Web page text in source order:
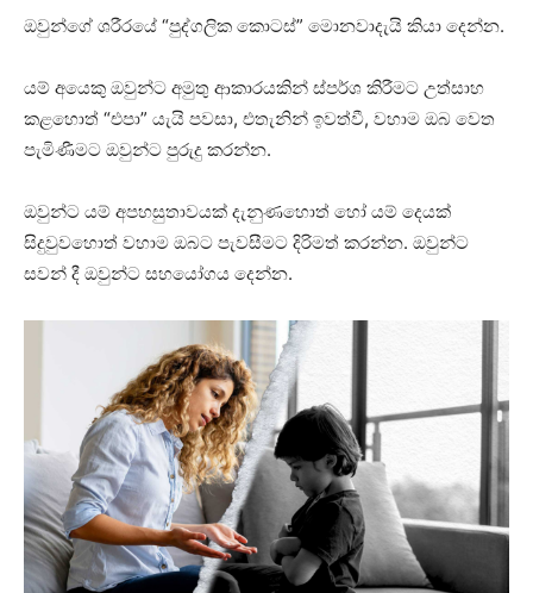
ඔවුන්ගේ ශරීරයේ “පුද්ගලික කොටස්” මොනවාදැයි කියා දෙන්න.
යම් අයෙකු ඔවුන්ට අමුතු ආකාරයකින් ස්පර්ශ කිරීමට උත්සාහ
කළහොත් “එපා” යැයි පවසා, එතැනින් ඉවත්වී, වහාම ඔබ වෙත
පැමිණීමට ඔවුන්ට පුරුදු කරන්න.
ඔවුන්ට යම් අපහසුතාවයක් දැනුණහොත් හෝ යම් දෙයක්
සිදුවුවහොත් වහාම ඔබට පැවසීමට දිරිමත් කරන්න. ඔවුන්ට
සවන් දී ඔවුන්ට සහයෝගය දෙන්න.